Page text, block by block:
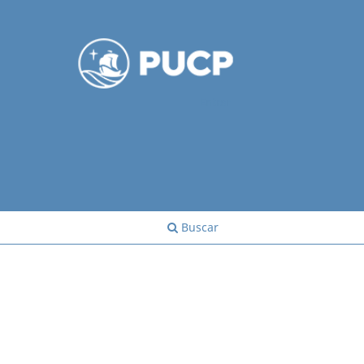
Buscar